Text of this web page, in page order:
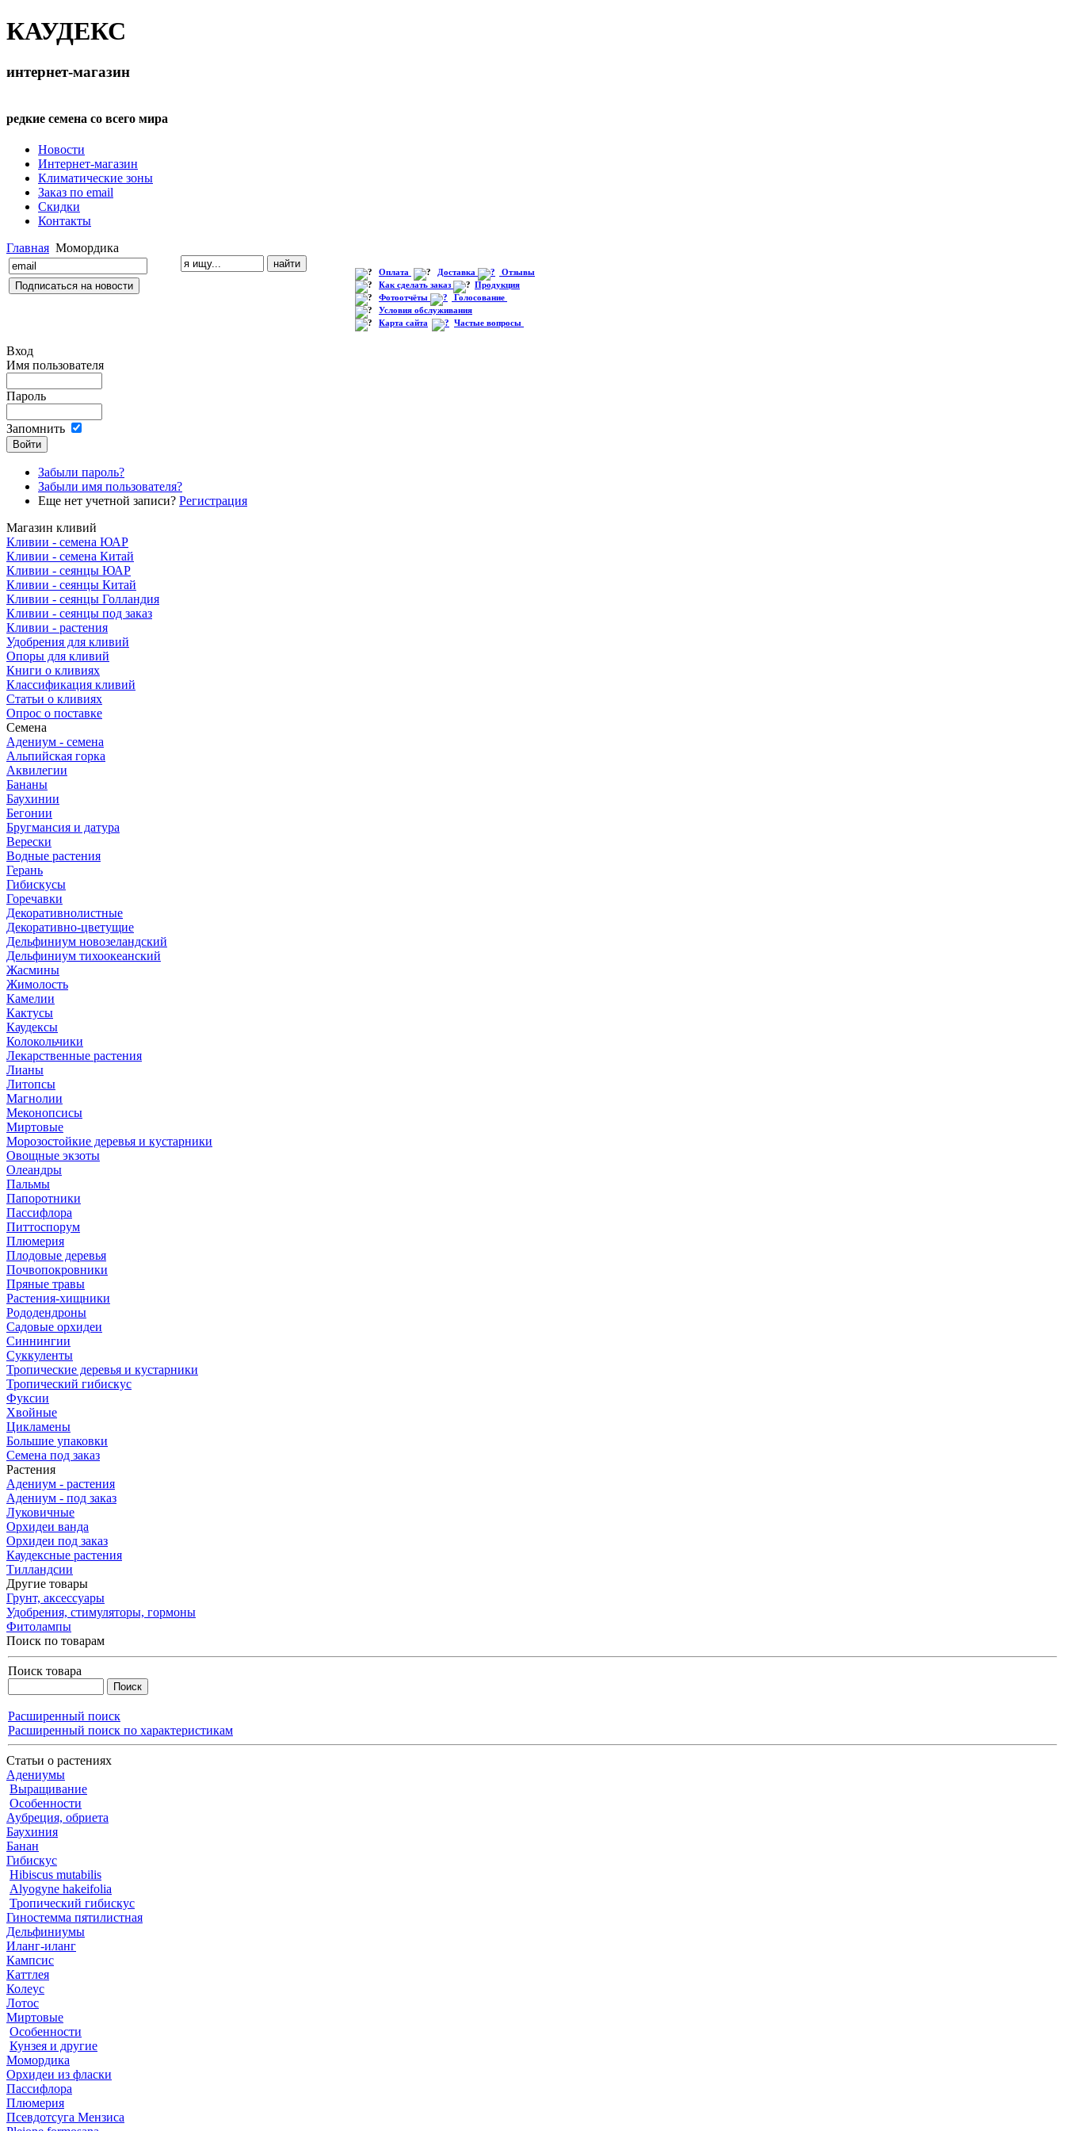
КАУДЕКС
интернет-магазин
редкие семена со всего мира
Новости
Интернет-магазин
Климатические зоны
Заказ по email
Скидки
Контакты
Главная Момордика
Оплата Доставка
Отзывы
Как сделать заказ
Продукция
Фотоотчёты
Голосование
Условия обслуживания
Карта сайта
Частые вопросы
Вход
Имя пользователя
Пароль
Запомнить
Забыли пароль?
Забыли имя пользователя?
Еще нет учетной записи? Регистрация
Магазин кливий
Кливии - семена ЮАР
Кливии - семена Китай
Кливии - сеянцы ЮАР
Кливии - сеянцы Китай
Кливии - сеянцы Голландия
Кливии - сеянцы под заказ
Кливии - растения
Удобрения для кливий
Опоры для кливий
Книги о кливиях
Классификация кливий
Статьи о кливиях
Опрос о поставке
Семена
Адениум - семена
Альпийская горка
Аквилегии
Бананы
Баухинии
Бегонии
Бругмансия и датура
Верески
Водные растения
Герань
Гибискусы
Горечавки
Декоративнолистные
Декоративно-цветущие
Дельфиниум новозеландский
Дельфиниум тихоокеанский
Жасмины
Жимолость
Камелии
Кактусы
Каудексы
Колокольчики
Лекарственные растения
Лианы
Литопсы
Магнолии
Меконопсисы
Миртовые
Морозостойкие деревья и кустарники
Овощные экзоты
Олеандры
Пальмы
Папоротники
Пассифлора
Питтоспорум
Плюмерия
Плодовые деревья
Почвопокровники
Пряные травы
Растения-хищники
Рододендроны
Садовые орхидеи
Синнингии
Суккуленты
Тропические деревья и кустарники
Тропический гибискус
Фуксии
Хвойные
Цикламены
Большие упаковки
Семена под заказ
Растения
Адениум - растения
Адениум - под заказ
Луковичные
Орхидеи ванда
Орхидеи под заказ
Каудексные растения
Тилландсии
Другие товары
Грунт, аксессуары
Удобрения, стимуляторы, гормоны
Фитолампы
Поиск по товарам
Поиск товара
Расширенный поиск
Расширенный поиск по характеристикам
Статьи о растениях
Адениумы
Выращивание
Особенности
Аубреция, обриета
Баухиния
Банан
Гибискус
Hibiscus mutabilis
Alyogyne hakeifolia
Тропический гибискус
Гиностемма пятилистная
Дельфиниумы
Иланг-иланг
Кампсис
Каттлея
Колеус
Лотос
Миртовые
Особенности
Кунзея и другие
Момордика
Орхидеи из фласки
Пассифлора
Плюмерия
Псевдотсуга Мензиса